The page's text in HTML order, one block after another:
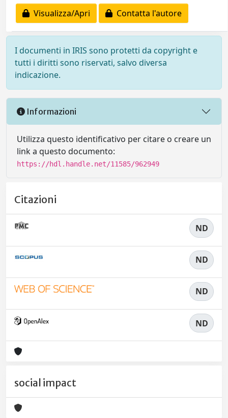
Visualizza/Apri
Contatta l'autore
I documenti in IRIS sono protetti da copyright e
tutti i diritti sono riservati, salvo diversa
indicazione.
Informazioni
Utilizza questo identificativo per citare o creare un
link a questo documento:
https://hdl.handle.net/11585/962949
Citazioni
ND
ND
ND
ND
social impact